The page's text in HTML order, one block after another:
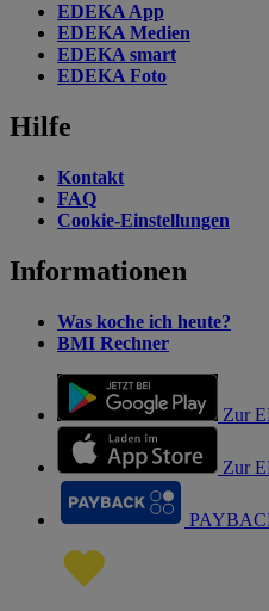
EDEKA App
EDEKA Medien
EDEKA smart
EDEKA Foto
Hilfe
Kontakt
FAQ
Cookie-Einstellungen
Informationen
Was koche ich heute?
BMI Rechner
Zur
Zur